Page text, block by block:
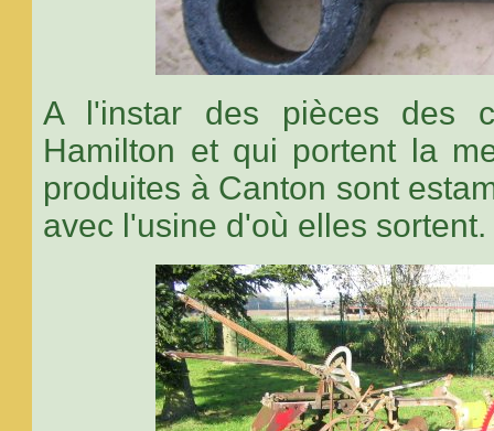
A l'instar des pièces des
Hamilton et qui portent la
produites à Canton sont
avec l'usine d'où elles sortent.